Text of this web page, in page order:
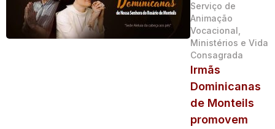
Serviço de
Animação
Vocacional,
Ministérios e Vida
Consagrada
Irmãs
Dominicanas
de Monteils
promovem